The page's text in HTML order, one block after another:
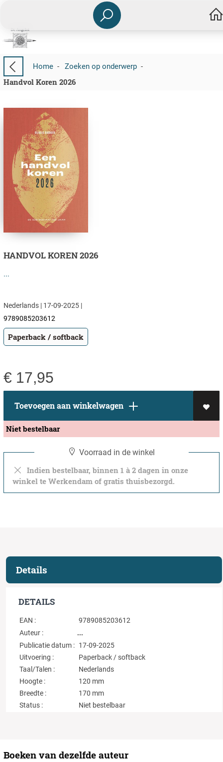
Home- Zoeken op onderwerp-
Handvol Koren 2026
HANDVOL KOREN 2026
...
Nederlands | 17-09-2025 |
9789085203612
Paperback / softback
€ 17,95
Toevoegen aan winkelwagen
Niet bestelbaar
Voorraad in de winkel
Indien bestelbaar, binnen 1 à 2 dagen in onze
winkel te Werkendam of gratis thuisbezorgd.
Details
DETAILS
EAN :
9789085203612
Auteur :
...
Publicatie datum : 17-09-2025
Uitvoering :
Paperback / softback
Taal/Talen :
Nederlands
Hoogte :
120 mm
Breedte :
170 mm
Status :
Niet bestelbaar
Boeken van dezelfde auteur